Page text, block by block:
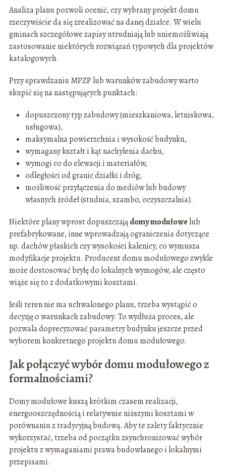
Analiza planu pozwoli ocenić, czy wybrany projekt domu
rzeczywiście da się zrealizować na danej działce. W wielu
gminach szczegółowe zapisy utrudniają lub uniemożliwiają
zastosowanie niektórych rozwiązań typowych dla projektów
katalogowych.
Przy sprawdzaniu MPZP lub warunków zabudowy warto
skupić się na następujących punktach:
dopuszczony typ zabudowy (mieszkaniowa, letniskowa,
usługowa),
maksymalna powierzchnia i wysokość budynku,
wymagany kształt i kąt nachylenia dachu,
wymogi co do elewacji i materiałów,
odległości od granic działki i dróg,
możliwość przyłączenia do mediów lub budowy
własnych źródeł (studnia, szambo, oczyszczalnia).
Niektóre plany wprost dopuszczajądomy modułowe lub
prefabrykowane, inne wprowadzają ograniczenia dotyczące
np. dachów płaskich czy wysokości kalenicy, co wymusza
modyfikacje projektu. Producent domu modułowego zwykle
może dostosować bryłę do lokalnych wymogów, ale często
wiąże się to z dodatkowymi kosztami.
Jeśli teren nie ma uchwalonego planu, trzeba wystąpić o
decyzję o warunkach zabudowy. To wydłuża proces, ale
pozwala doprecyzować parametry budynku jeszcze przed
wyborem konkretnego projektu domu modułowego.
Jak połączyć wybór domu modułowego z
formalnościami?
Domy modułowe kuszą krótkim czasem realizacji,
energooszczędnością i relatywnie niższymi kosztami w
porównaniu z tradycyjną budową. Aby te zalety faktycznie
wykorzystać, trzeba od początku zsynchronizować wybór
projektu z wymaganiami prawa budowlanego i lokalnymi
przepisami.